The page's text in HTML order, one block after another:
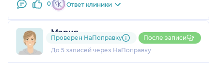
0 Ответ клиники
Мария
2 отзываи 1 оценка
До 5 записей через НаПоправку
Проверен НаПоправку После записи